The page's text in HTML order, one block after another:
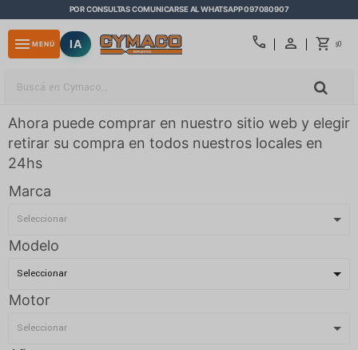
POR CONSULTAS COMUNICARSE AL WHATSAPP 097080907
call $0
menu MENÚ IA
Ahora puede comprar en nuestro sitio web y elegir
retirar su compra en todos nuestros locales en
24hs
Marca
Modelo
Motor
close